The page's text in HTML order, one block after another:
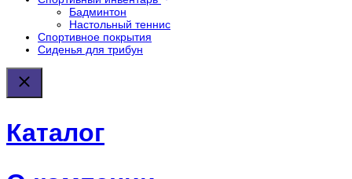
Бадминтон
Настольный теннис
Спортивное покрытия
Сиденья для трибун
Каталог